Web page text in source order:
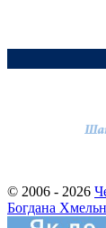
© 2006 - 2026
Богдана